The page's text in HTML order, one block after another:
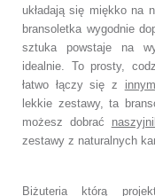
układają się miękko na
bransoletka wygodnie
sztuka powstaje na
idealnie. To prosty,
łatwo łączy się z
lekkie zestawy, ta
możesz dobrać
zestawy z naturalnych
Biżuteria którą